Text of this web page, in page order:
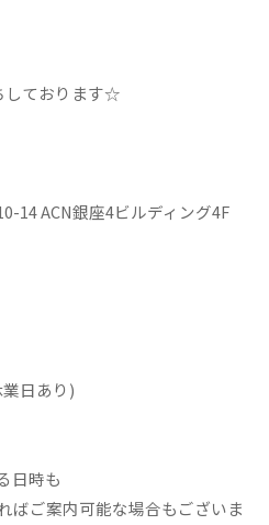
しております☆
14 ACN銀座4ビルディング4F
日あり)
日時も
ばご案内可能な場合もございま